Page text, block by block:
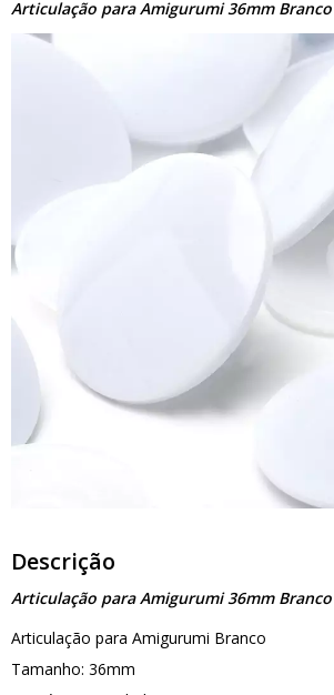
Articulação para Amigurumi 36mm
Descrição
Articulação para Amigurumi 36mm
Articulação para Amigurumi Branco
Tamanho: 36mm